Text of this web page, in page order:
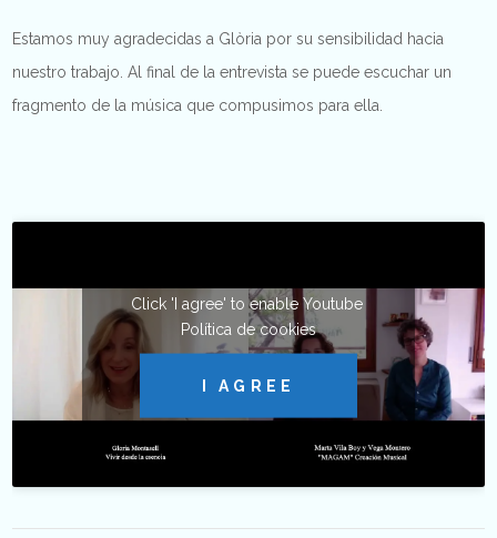
Estamos muy agradecidas a Glòria por su sensibilidad hacia
nuestro trabajo. Al final de la entrevista se puede escuchar un
fragmento de la música que compusimos para ella.
Click 'I agree' to enable Youtube
Política de cookies
I AGREE